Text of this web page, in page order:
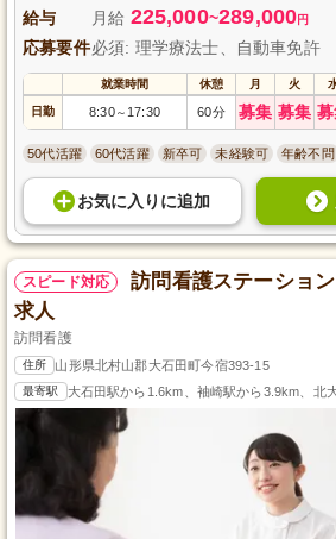
給与 月給 225,000~289,000円
応募要件必須: 理学療法士、自動車免許
就業時間 休憩 月 火
日勤 8:30～ 17:30 60分 募集 募集
50代活躍 60代活躍 新卒可 未経験可 年齢不問
お気に入り に追加
スピード対応
訪問看護ステーショ
求人
訪問看護
住所 山形県北村山郡大石田町今宿393-15
最寄駅 大石田駅から1.6km、袖崎駅から3.9km、北